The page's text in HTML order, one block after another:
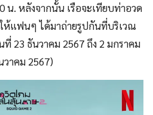
น. หลังจากนั้น เรือจะเทียบท่าอวด
ห้แฟนๆ ได้มาถ่ายรูปกันที่บริเวณ
ที่ 23 ธันวาคม 2567 ถึง 2 มกราคม
าคม 2567)